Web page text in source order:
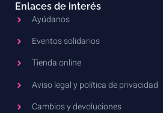
Enlaces de interés
Ayúdanos
Eventos solidarios
Tienda online
Aviso legal y política de privacidad
Cambios y devoluciones